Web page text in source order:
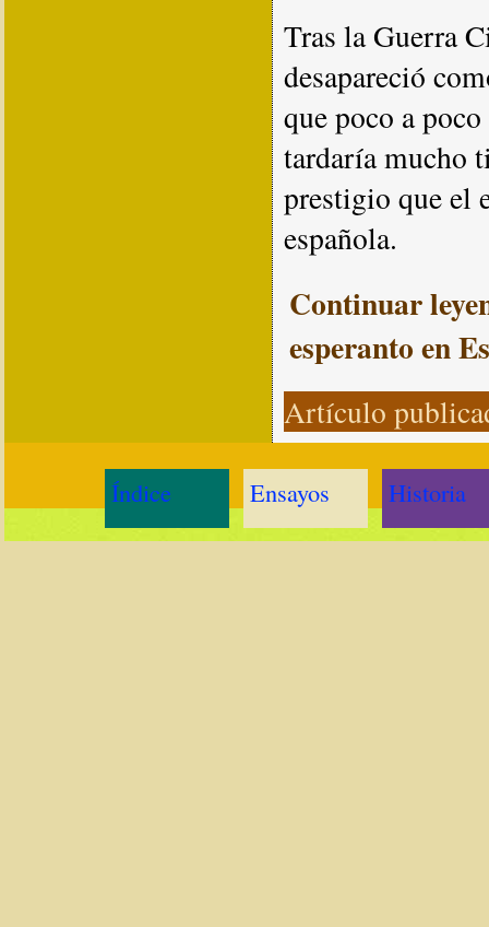
Tras la Guerra
desapareció
que poco a
tardaría mucho
prestigio que el
española.
Continuar
esperanto en
Artículo
Índice Ensayos Historia